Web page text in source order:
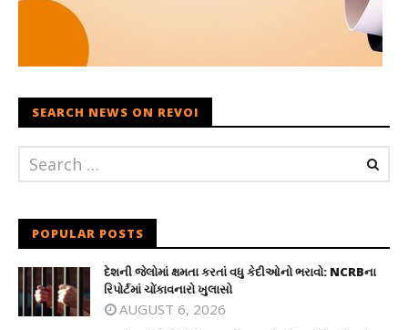
SEARCH NEWS ON REVOI
POPULAR POSTS
દેશની જેલોમાં ક્ષમતા કરતાં વધુ કેદીઓનો ભરાવો: NCRBના
રિપોર્ટમાં ચોંકાવનારો ખુલાસો
AUGUST 6, 2026